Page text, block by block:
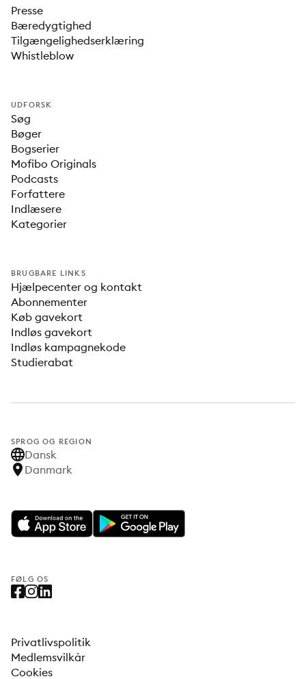
Presse
Bæredygtighed
Tilgængelighedserklæring
Whistleblow
UDFORSK
Søg
Bøger
Bogserier
Mofibo Originals
Podcasts
Forfattere
Indlæsere
Kategorier
BRUGBARE LINKS
Hjælpecenter og kontakt
Abonnementer
Køb gavekort
Indløs gavekort
Indløs kampagnekode
Studierabat
SPROG OG REGION
Dansk
Danmark
FØLG OS
Privatlivspolitik
Medlemsvilkår
Cookies